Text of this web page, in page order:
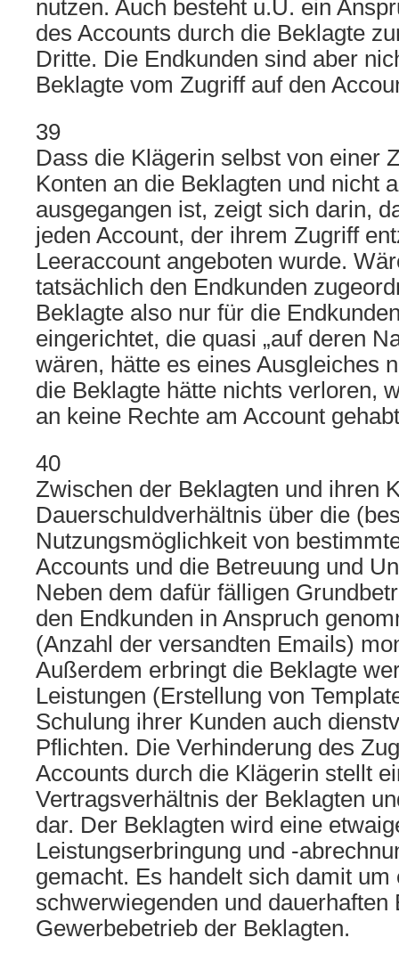
nutzen. Auch besteht u.U. ein
des Accounts durch die Beklagte
Dritte. Die Endkunden sind aber
Beklagte vom Zugriff auf den
39
Dass die Klägerin selbst von einer
Konten an die Beklagten und nicht
ausgegangen ist, zeigt sich darin,
jeden Account, der ihrem Zugriff
Leeraccount angeboten wurde.
tatsächlich den Endkunden
Beklagte also nur für die
eingerichtet, die quasi „auf deren
wären, hätte es eines Ausgleiches
die Beklagte hätte nichts verloren,
an keine Rechte am Account
40
Zwischen der Beklagten und ihren
Dauerschuldverhältnis über die
Nutzungsmöglichkeit von
Accounts und die Betreuung und
Neben dem dafür fälligen
den Endkunden in Anspruch
(Anzahl der versandten Emails)
Außerdem erbringt die Beklagte
Leistungen (Erstellung von
Schulung ihrer Kunden auch
Pflichten. Die Verhinderung des
Accounts durch die Klägerin stellt
Vertragsverhältnis der Beklagten
dar. Der Beklagten wird eine
Leistungserbringung und -
gemacht. Es handelt sich damit um
schwerwiegenden und dauerhaften
Gewerbebetrieb der Beklagten.